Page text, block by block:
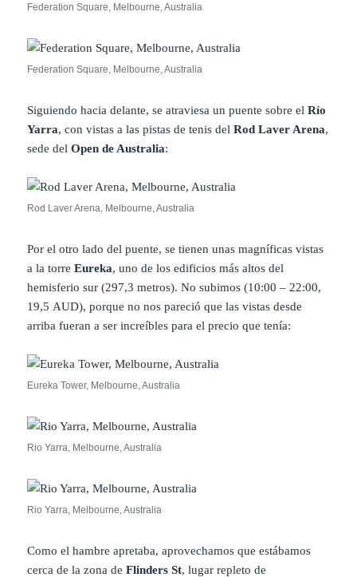
Federation Square, Melbourne, Australia
Federation Square, Melbourne, Australia
Siguiendo hacia delante, se atraviesa un puente sobre elRío
Yarra, con vistas a las pistas de tenis delRod Laver Arena,
sede delOpen de Australia:
Rod Laver Arena, Melbourne, Australia
Por el otro lado del puente, se tienen unas magníficas vistas
a la torreEureka, uno de los edificios más altos del
hemisferio sur (297,3 metros). No subimos (10:00 – 22:00,
19,5 AUD), porque no nos pareció que las vistas desde
arriba fueran a ser increíbles para el precio que tenía:
Eureka Tower, Melbourne, Australia
Rio Yarra, Melbourne, Australia
Rio Yarra, Melbourne, Australia
Como el hambre apretaba, aprovechamos que estábamos
cerca de la zona deFlinders St, lugar repleto de